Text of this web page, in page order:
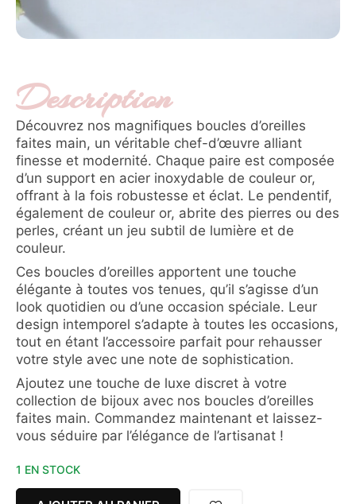
Description
Découvrez nos magnifiques boucles d’oreilles
faites main, un véritable chef-d’œuvre alliant
finesse et modernité. Chaque paire est composée
d’un support en acier inoxydable de couleur or,
offrant à la fois robustesse et éclat. Le pendentif,
également de couleur or, abrite des pierres ou des
perles, créant un jeu subtil de lumière et de
couleur.
Ces boucles d’oreilles apportent une touche
élégante à toutes vos tenues, qu’il s’agisse d’un
look quotidien ou d’une occasion spéciale. Leur
design intemporel s’adapte à toutes les occasions,
tout en étant l’accessoire parfait pour rehausser
votre style avec une note de sophistication.
Ajoutez une touche de luxe discret à votre
collection de bijoux avec nos boucles d’oreilles
faites main. Commandez maintenant et laissez-
vous séduire par l’élégance de l’artisanat !
1 EN STOCK